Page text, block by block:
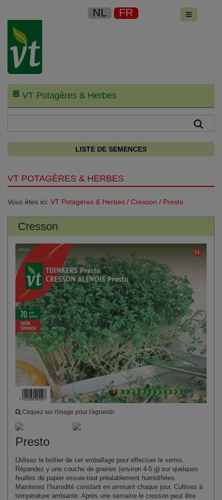
NL FR
VT Potagères & Herbes
LISTE DE SEMENCES
VT POTAGÈRES & HERBES
Vous êtes ici: VT Potagères & Herbes / Cresson / Presto
Cresson
Cliquez sur l'image pour l'agrandir
Presto
Utilisez le boîtier de cet emballage pour effectuer le semis.
Répandez y une couche de graines (environ 4‑5 g) sur quelques
feuilles de papier essuie‑tout préalablement humidifiées.
Maintenez l’humidité constant en arrosant chaque jour. Cultivez à
température ambiante. Après une semaine le cresson peut être